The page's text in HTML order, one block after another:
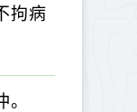
拘病